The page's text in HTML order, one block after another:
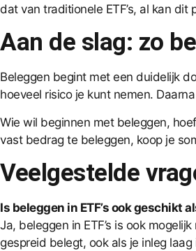
dat van traditionele ETF’s, al kan dit
Aan de slag: zo
Beleggen begint met een duidelijk
hoeveel risico je kunt nemen.
Wie wil beginnen met beleggen,
vast bedrag te beleggen, koop je
Veelgestelde
Is beleggen in ETF’s ook geschikt
Ja, beleggen in ETF’s is ook
gespreid belegt, ook als je inleg laag